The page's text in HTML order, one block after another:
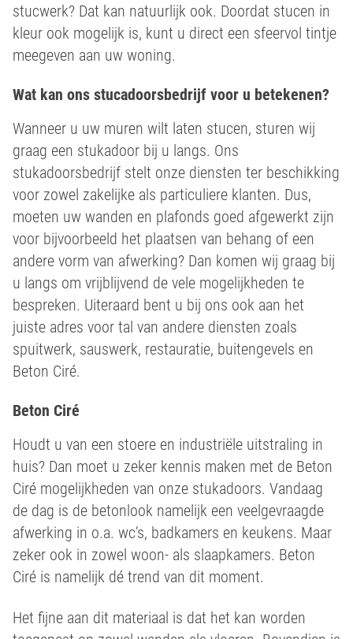
stucwerk? Dat kan natuurlijk ook. Doordat stucen in
kleur ook mogelijk is, kunt u direct een sfeervol tintje
meegeven aan uw woning.
Wat kan ons stucadoorsbedrijf voor u betekenen?
Wanneer u uw muren wilt laten stucen, sturen wij
graag een stukadoor bij u langs. Ons
stukadoorsbedrijf stelt onze diensten ter beschikking
voor zowel zakelijke als particuliere klanten. Dus,
moeten uw wanden en plafonds goed afgewerkt zijn
voor bijvoorbeeld het plaatsen van behang of een
andere vorm van afwerking? Dan komen wij graag bij
u langs om vrijblijvend de vele mogelijkheden te
bespreken. Uiteraard bent u bij ons ook aan het
juiste adres voor tal van andere diensten zoals
spuitwerk, sauswerk, restauratie, buitengevels en
Beton Ciré.
Beton Ciré
Houdt u van een stoere en industriële uitstraling in
huis? Dan moet u zeker kennis maken met de Beton
Ciré mogelijkheden van onze stukadoors. Vandaag
de dag is de betonlook namelijk een veelgevraagde
afwerking in o.a. wc’s, badkamers en keukens. Maar
zeker ook in zowel woon- als slaapkamers. Beton
Ciré is namelijk dé trend van dit moment.
Het fijne aan dit materiaal is dat het kan worden